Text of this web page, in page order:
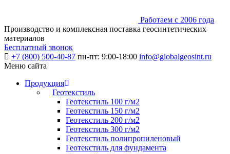
Работаем с 2006 года
Производство и комплексная поставка геосинтетических
материалов
Бесплатный звонок
+7 (800) 500-40-87 пн-пт: 9:00-18:00 info@globalgeosint.ru
Меню сайта
Продукция
Геотекстиль
Геотекстиль 100 г/м2
Геотекстиль 150 г/м2
Геотекстиль 200 г/м2
Геотекстиль 300 г/м2
Геотекстиль полипропиленовый
Геотекстиль для фундамента